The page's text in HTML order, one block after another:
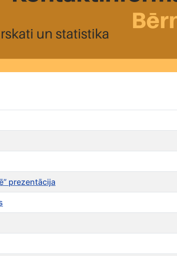
prezentācija